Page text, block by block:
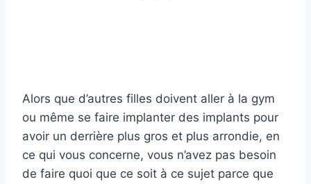
Alors que d’autres filles doivent aller à la gym
ou même se faire implanter des implants pour
avoir un derrière plus gros et plus arrondie, en
ce qui vous concerne, vous n’avez pas besoin
de faire quoi que ce soit à ce sujet parce que